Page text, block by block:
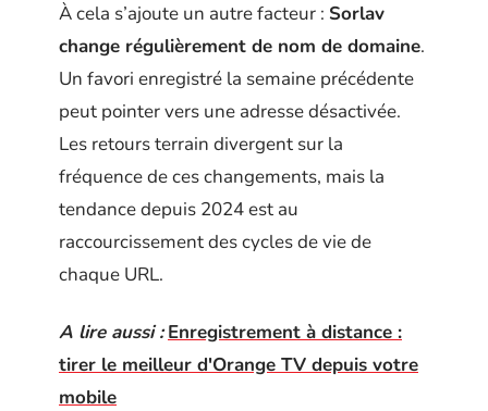
À cela s’ajoute un autre facteur : Sorlav
change régulièrement de nom de domaine.
Un favori enregistré la semaine précédente
peut pointer vers une adresse désactivée.
Les retours terrain divergent sur la
fréquence de ces changements, mais la
tendance depuis 2024 est au
raccourcissement des cycles de vie de
chaque URL.
A lire aussi : Enregistrement à distance :
tirer le meilleur d'Orange TV depuis votre
mobile